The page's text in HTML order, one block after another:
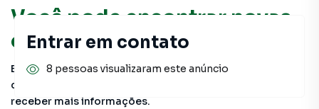
Você pode encontrar novas
oportunidades!
Este imóvel não está mais disponível, mas você pode
conferir outros em nosso site ou deixar seu contato para
receber mais informações.
Entrar em contato
8 pessoas visualizaram este anúncio